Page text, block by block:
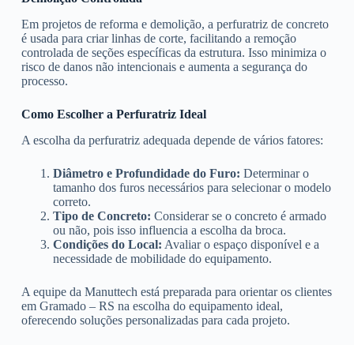
Em projetos de reforma e demolição, a perfuratriz de concreto
é usada para criar linhas de corte, facilitando a remoção
controlada de seções específicas da estrutura. Isso minimiza o
risco de danos não intencionais e aumenta a segurança do
processo.
Como Escolher a Perfuratriz Ideal
A escolha da perfuratriz adequada depende de vários fatores:
Diâmetro e Profundidade do Furo: Determinar o
tamanho dos furos necessários para selecionar o modelo
correto.
Tipo de Concreto: Considerar se o concreto é armado
ou não, pois isso influencia a escolha da broca.
Condições do Local: Avaliar o espaço disponível e a
necessidade de mobilidade do equipamento.
A equipe da Manuttech está preparada para orientar os clientes
em Gramado – RS na escolha do equipamento ideal,
oferecendo soluções personalizadas para cada projeto.